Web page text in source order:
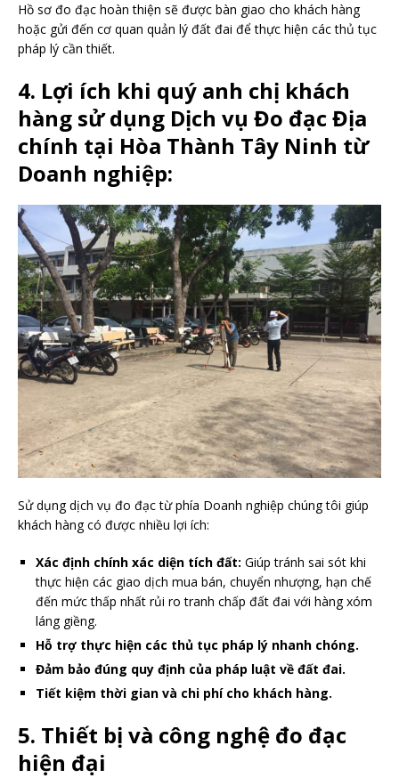
Hồ sơ đo đạc hoàn thiện sẽ được bàn giao cho khách hàng
hoặc gửi đến cơ quan quản lý đất đai để thực hiện các thủ tục
pháp lý cần thiết.
4. Lợi ích khi quý anh chị khách
hàng sử dụng Dịch vụ Đo đạc Địa
chính tại Hòa Thành Tây Ninh từ
Doanh nghiệp:
Sử dụng dịch vụ đo đạc từ phía Doanh nghiệp chúng tôi giúp
khách hàng có được nhiều lợi ích:
Xác định chính xác diện tích đất: Giúp tránh sai sót khi
thực hiện các giao dịch mua bán, chuyển nhượng, hạn chế
đến mức thấp nhất rủi ro tranh chấp đất đai với hàng xóm
láng giềng.
Hỗ trợ thực hiện các thủ tục pháp lý nhanh chóng.
Đảm bảo đúng quy định của pháp luật về đất đai.
Tiết kiệm thời gian và chi phí cho khách hàng.
5. Thiết bị và công nghệ đo đạc
hiện đại